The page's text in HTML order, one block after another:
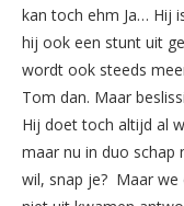
kan toch ehm Ja… Hij
hij ook een stunt uit
wordt ook steeds
Tom dan. Maar
Hij doet toch altijd al
maar nu in duo schap
wil, snap je? Maar we